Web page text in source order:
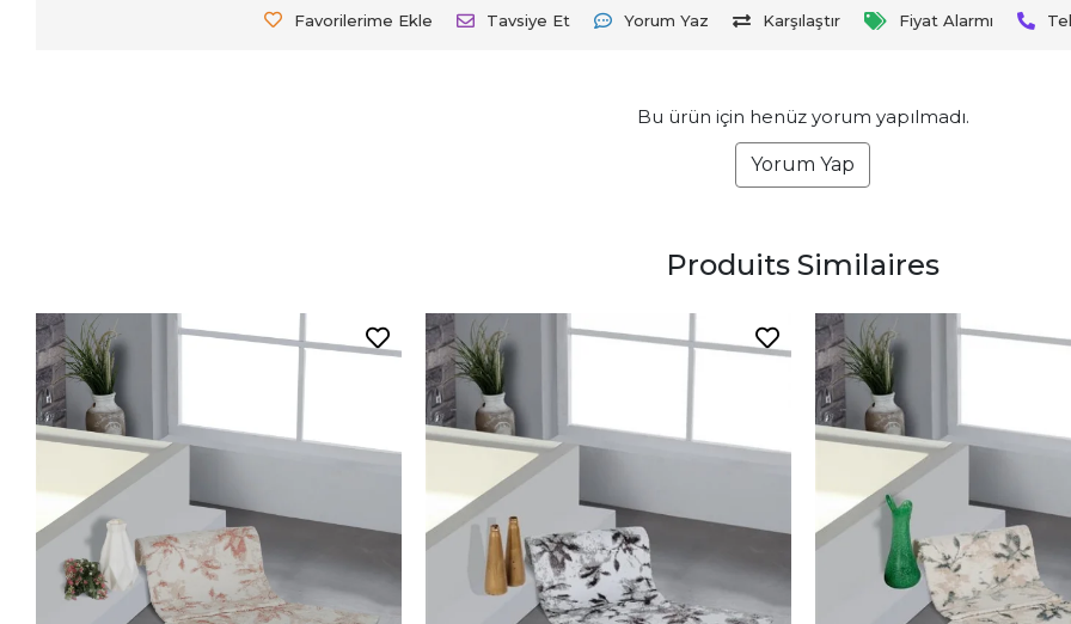
Favorilerime Ekle Tavsiye Et Yorum Yaz Karşılaştır Fiyat Alarmı
Bu ürün için henüz yorum yapılmadı.
Yorum Yap
Produits Similaires